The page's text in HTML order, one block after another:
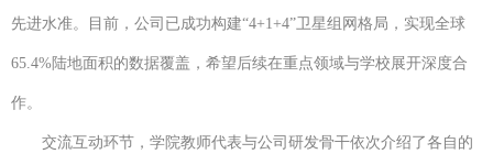
先进水准。目前，公司已成功构建“4+1+4”卫星组网格局，实现全球
65.4%陆地面积的数据覆盖，希望后续在重点领域与学校展开深度合
作。
交流互动环节，学院教师代表与公司研发骨干依次介绍了各自的